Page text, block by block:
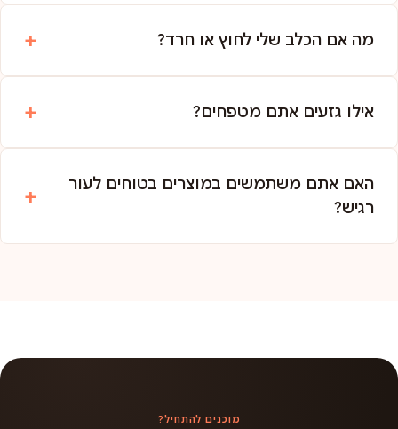
מה אם הכלב שלי לחוץ או חרד?
אילו גזעים אתם מטפחים?
האם אתם משתמשים במוצרים בטוחים לעור
רגיש?
מוכנים להתחיל?